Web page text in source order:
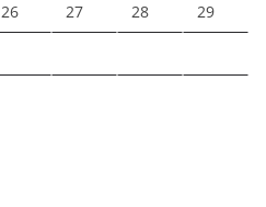
26 27 28 29